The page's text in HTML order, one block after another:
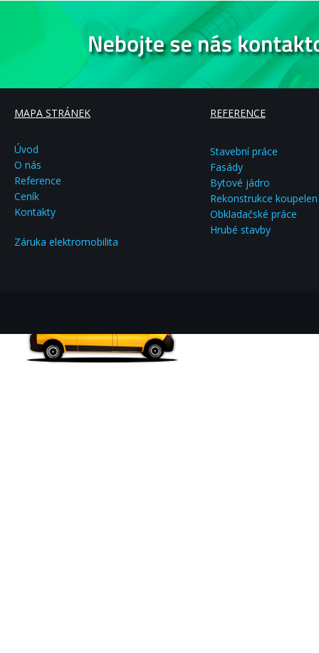
MAPA STRÁNEK
Úvod
O nás
Reference
Ceník
Kontakty
Záruka elektromobilita
REFERENCE
Stavební práce
Fasády
Bytové jádro
Rekonstrukce koupelen
Obkladačské práce
Hrubé stavby